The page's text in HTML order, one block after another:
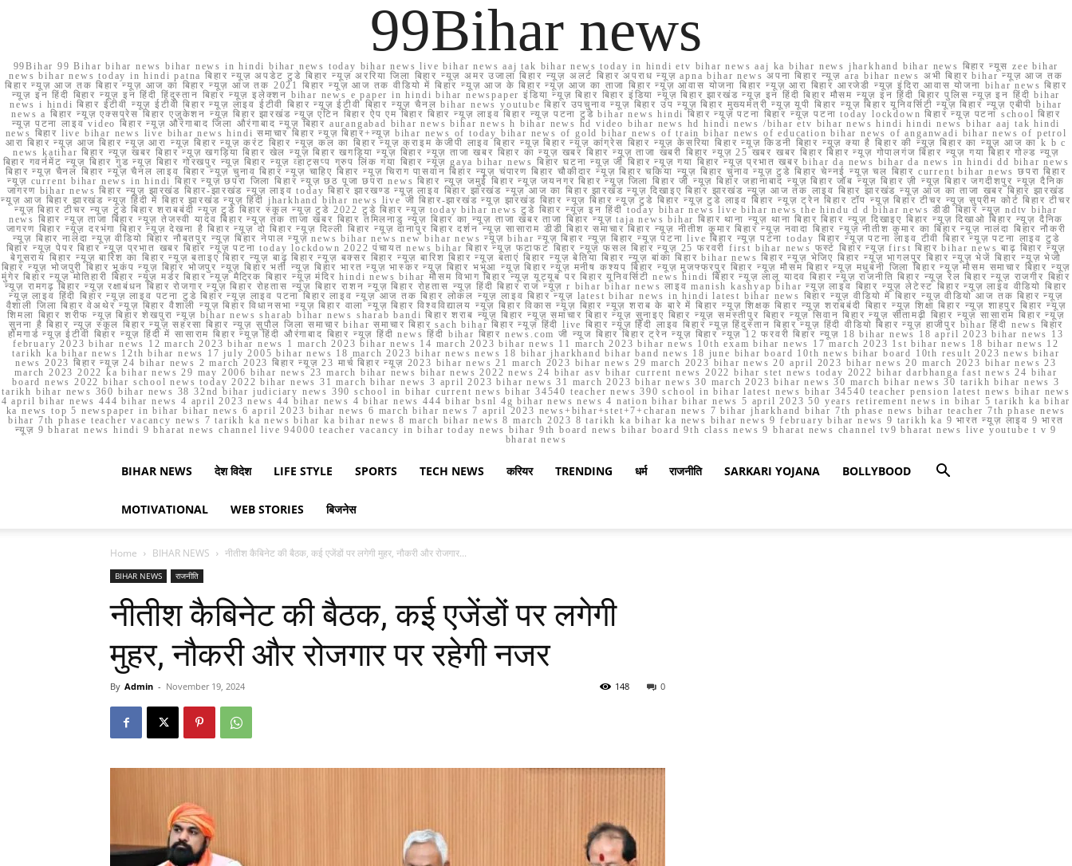
99Bihar news
99Bihar 99 Bihar bihar news bihar news in hindi bihar news today bihar news live bihar news aaj tak bihar news today in hindi etv bihar news aaj ka bihar news jharkhand bihar news बिहार न्यूस zee bihar
news bihar news today in hindi patna बिहार न्यूज़ अपडेट टुडे बिहार न्यूज़ अररिया जिला बिहार न्यूज़ अमर उजाला बिहार न्यूज़ अलर्ट बिहार अपराध न्यूज़ apna bihar news अपना बिहार न्यूज़ ara bihar news अभी बिहार bihar न्यूज़ आज तक
बिहार न्यूज़ आज तक बिहार न्यूज़ आज का बिहार न्यूज़ आज तक 2021 बिहार न्यूज़ आज तक वीडियो में बिहार न्यूज़ आज के बिहार न्यूज़ आज का ताजा बिहार न्यूज़ आवास योजना बिहार न्यूज़ आरा बिहार आरजेडी न्यूज़ इंदिरा आवास योजना bihar news बिहार
न्यूज़ इन हिंदी बिहार न्यूज़ इन हिंदी हिंदुस्तान बिहार न्यूज़ इलेक्शन bihar news e paper in hindi bihar newspaper इंडिया न्यूज़ बिहार बिहार इंडिया न्यूज़ बिहार झारखंड न्यूज़ इन हिंदी बिहार मौसम न्यूज़ इन हिंदी बिहार पुलिस न्यूज़ इन हिंदी bihar
news i hindi बिहार ईटीवी न्यूज़ ईटीवी बिहार न्यूज़ लाइव ईटीवी बिहार न्यूज़ ईटीवी बिहार न्यूज़ चैनल bihar news youtube बिहार उपचुनाव न्यूज़ बिहार उप न्यूज़ बिहार मुख्यमंत्री न्यूज़ यूपी बिहार न्यूज़ बिहार यूनिवर्सिटी न्यूज़ बिहार न्यूज़ एबीपी bihar
news a बिहार न्यूज़ एक्सप्रेस बिहार एजुकेशन न्यूज़ बिहार झारखंड न्यूज़ एटिन बिहार ऐप एम बिहार बिहार न्यूज़ लाइव बिहार न्यूज़ पटना टुडे bihar news hindi बिहार न्यूज़ पटना बिहार न्यूज़ पटना today lockdown बिहार न्यूज़ पटना school बिहार
न्यूज़ पटना लाइव video बिहार न्यूज़ औरंगाबाद जिला औरंगाबाद न्यूज़ बिहार aurangabad bihar news bihar news h bihar news hd video bihar news hd hindi news /bihar etv bihar news hindi hindi news bihar aaj tak hindi
news बिहार live bihar news live bihar news hindi समाचार बिहार न्यूज़ बिहार+न्यूज़ bihar news of today bihar news of gold bihar news of train bihar news of education bihar news of anganwadi bihar news of petrol
आरा बिहार न्यूज़ आज बिहार न्यूज़ आरा न्यूज़ बिहार न्यूज़ करंट बिहार न्यूज़ कल का बिहार न्यूज़ क्राइम केजीपी लाइव बिहार न्यूज़ बिहार न्यूज़ कांग्रेस बिहार न्यूज़ केसरिया बिहार न्यूज़ किडनी बिहार न्यूज़ क्या है बिहार की न्यूज़ बिहार का न्यूज़ आज का k b c
news katihar बिहार न्यूज़ खबर बिहार न्यूज़ खगड़िया बिहार खेल न्यूज़ बिहार खगड़िया न्यूज़ बिहार न्यूज़ ताजा खबर बिहार का न्यूज़ खबर बिहार न्यूज़ ताजा खबरी बिहार न्यूज़ 25 खबर खबर बिहार बिहार न्यूज़ गोपालगंज बिहार न्यूज़ गया बिहार गोल्ड न्यूज़
बिहार गवर्नमेंट न्यूज़ बिहार गुड न्यूज़ बिहार गोरखपुर न्यूज़ बिहार न्यूज़ व्हाट्सप्प ग्रुप लिंक गया बिहार न्यूज़ gaya bihar news बिहार घटना न्यूज़ जी बिहार न्यूज़ गया बिहार न्यूज़ प्रभात खबर bihar da news bihar da news in hindi dd bihar news
बिहार न्यूज़ चैनल बिहार न्यूज़ चैनल लाइव बिहार न्यूज़ चुनाव बिहार न्यूज़ चाहिए बिहार न्यूज़ चिराग पासवान बिहार न्यूज़ चंपारण बिहार चौकीदार न्यूज़ बिहार चकिया न्यूज़ बिहार चुनाव न्यूज़ टुडे बिहार चेन्नई न्यूज़ चल बिहार current bihar news छपरा बिहार
न्यूज़ current bihar news in hindi बिहार न्यूज़ छपरा जिला बिहार न्यूज़ छठ पूजा छपरा news बिहार न्यूज़ जमुई बिहार न्यूज़ जयनगर बिहार न्यूज़ जिला बिहार जी न्यूज़ बिहार जहानाबाद न्यूज़ बिहार जॉब न्यूज़ बिहार ज़ी न्यूज़ बिहार जगदीशपुर न्यूज़ दैनिक
जागरण bihar news बिहार न्यूज़ झारखंड बिहार-झारखंड न्यूज़ लाइव today बिहार झारखण्ड न्यूज़ लाइव बिहार झारखंड न्यूज़ आज का बिहार झारखंड न्यूज़ दिखाइए बिहार झारखंड न्यूज़ आज तक लाइव बिहार झारखंड न्यूज़ आज का ताजा खबर बिहार झारखंड
न्यूज़ आज बिहार झारखंड न्यूज़ हिंदी में बिहार झारखंड न्यूज़ हिंदी jharkhand bihar news live जी बिहार-झारखंड न्यूज़ झारखंड बिहार न्यूज़ बिहार न्यूज़ टुडे बिहार न्यूज़ टुडे लाइव बिहार न्यूज़ ट्रेन बिहार टॉप न्यूज़ बिहार टीचर न्यूज़ सुप्रीम कोर्ट बिहार टीचर
न्यूज़ बिहार टीचर न्यूज़ टुडे बिहार शराबबंदी न्यूज़ टुडे बिहार स्कूल न्यूज़ टुडे 2022 टुडे बिहार न्यूज़ today bihar news टुडे बिहार न्यूज़ इन हिंदी today bihar news live bihar news the hindu d d bihar news डीडी बिहार न्यूज़ ndtv bihar
news बिहार न्यूज़ ताजा बिहार न्यूज़ तेजस्वी यादव बिहार न्यूज़ तक ताजा खबर बिहार तमिलनाडु न्यूज़ बिहार का न्यूज़ ताजा खबर ताजा बिहार न्यूज़ taja news bihar बिहार थाना न्यूज़ थाना बिहार बिहार न्यूज़ दिखाइए बिहार न्यूज़ दिखाओ बिहार न्यूज़ दैनिक
जागरण बिहार न्यूज़ दरभंगा बिहार न्यूज़ देखना है बिहार न्यूज़ दो बिहार न्यूज़ दिल्ली बिहार न्यूज़ दानापुर बिहार दर्शन न्यूज़ सासाराम डीडी बिहार समाचार बिहार न्यूज़ नीतीश कुमार बिहार न्यूज़ नवादा बिहार न्यूज़ नीतीश कुमार का बिहार न्यूज़ नालंदा बिहार नौकरी
न्यूज़ बिहार नालंदा न्यूज़ वीडियो बिहार नौबतपुर न्यूज़ बिहार नेपाल न्यूज़ news bihar news new bihar news न्यूज़ bihar न्यूज़ बिहार न्यूज़ बिहार न्यूज़ पटना live बिहार न्यूज़ पटना today बिहार न्यूज़ पटना लाइव टीवी बिहार न्यूज़ पटना लाइव टुडे
बिहार न्यूज़ पेपर बिहार न्यूज़ प्रभात खबर बिहार न्यूज़ पटना today lockdown 2022 पंचायत news bihar बिहार न्यूज़ फटाफट बिहार न्यूज़ फसल बिहार न्यूज़ 25 फरवरी first bihar news फर्स्ट बिहार न्यूज़ first बिहार bihar news बाढ़ बिहार न्यूज़
बेगूसराय बिहार न्यूज़ बारिश का बिहार न्यूज़ बताइए बिहार न्यूज़ बाढ़ बिहार न्यूज़ बक्सर बिहार न्यूज़ बारिश बिहार न्यूज़ बताएं बिहार न्यूज़ बेतिया बिहार न्यूज़ बांका बिहार bihar news बिहार न्यूज़ भेजिए बिहार न्यूज़ भागलपुर बिहार न्यूज़ भेजें बिहार न्यूज़ भेजो
बिहार न्यूज़ भोजपुरी बिहार भूकंप न्यूज़ बिहार भोजपुर न्यूज़ बिहार भर्ती न्यूज़ बिहार भारत न्यूज़ भास्कर न्यूज़ बिहार भभुआ न्यूज़ बिहार न्यूज़ मनीष कश्यप बिहार न्यूज़ मुजफ्फरपुर बिहार न्यूज़ मौसम बिहार न्यूज़ मधुबनी जिला बिहार न्यूज़ मौसम समाचार बिहार न्यूज़
मुंगेर बिहार न्यूज़ मोतिहारी बिहार न्यूज़ मर्डर बिहार न्यूज़ मैट्रिक बिहार न्यूज़ मंदिर hindi news bihar मौसम विभाग बिहार न्यूज़ यूट्यूब पर बिहार यूनिवर्सिटी news hindi बिहार न्यूज़ लालू यादव बिहार न्यूज़ राजनीति बिहार न्यूज़ रेल बिहार न्यूज़ राजगीर बिहार
न्यूज़ रामगढ़ बिहार न्यूज़ रक्षाबंधन बिहार रोजगार न्यूज़ बिहार रोहतास न्यूज़ बिहार राशन न्यूज़ बिहार रोहतास न्यूज़ हिंदी बिहार राज न्यूज़ r bihar bihar news लाइव manish kashyap bihar न्यूज़ लाइव बिहार न्यूज़ लेटेस्ट बिहार न्यूज़ लाइव वीडियो बिहार
न्यूज़ लाइव हिंदी बिहार न्यूज़ लाइव पटना टुडे बिहार न्यूज़ लाइव पटना बिहार लाइव न्यूज़ आज तक बिहार लोकल न्यूज़ लाइव बिहार न्यूज़ latest bihar news in hindi latest bihar news बिहार न्यूज़ वीडियो में बिहार न्यूज़ वीडियो आज तक बिहार न्यूज़
वैशाली जिला बिहार वेअथेर न्यूज़ बिहार वैशाली न्यूज़ बिहार विधानसभा न्यूज़ बिहार वाला न्यूज़ बिहार विश्वविद्यालय न्यूज़ बिहार विकास न्यूज़ बिहार न्यूज़ शराब के बारे में बिहार न्यूज़ शिक्षक बिहार न्यूज़ शराबबंदी बिहार न्यूज़ शिक्षा बिहार न्यूज़ शाहपुर बिहार न्यूज़
शिमला बिहार शरीफ न्यूज़ बिहार शेखपुरा न्यूज़ bihar news sharab bihar news sharab bandi बिहार शराब न्यूज़ बिहार न्यूज़ समाचार बिहार न्यूज़ सुनाइए बिहार न्यूज़ समस्तीपुर बिहार न्यूज़ सिवान बिहार न्यूज़ सीतामढ़ी बिहार न्यूज़ सासाराम बिहार न्यूज़
सुनना है बिहार न्यूज़ स्कूल बिहार न्यूज़ सहरसा बिहार न्यूज़ सुपौल जिला समाचार bihar समाचार बिहार sach bihar बिहार न्यूज़ हिंदी live बिहार न्यूज़ हिंदी लाइव बिहार न्यूज़ हिंदुस्तान बिहार न्यूज़ हिंदी वीडियो बिहार न्यूज़ हाजीपुर bihar हिंदी news बिहार
होमगार्ड न्यूज़ ईटीवी बिहार न्यूज़ हिंदी में सासाराम बिहार न्यूज़ हिंदी औरंगाबाद बिहार न्यूज़ हिंदी news हिंदी bihar बिहार news.com जी न्यूज बिहार बिहार ट्रेन न्यूज़ बिहार न्यूज़ 12 फरवरी बिहार न्यूज़ 18 bihar news 18 april 2023 bihar news 13
february 2023 bihar news 12 march 2023 bihar news 1 march 2023 bihar news 14 march 2023 bihar news 11 march 2023 bihar news 10th exam bihar news 17 march 2023 1st bihar news 18 bihar news 12
tarikh ka bihar news 12th bihar news 17 july 2005 bihar news 18 march 2023 bihar news news 18 bihar jharkhand bihar band news 18 june bihar board 10th news bihar board 10th result 2023 news bihar
news 2023 बिहार न्यूज़ 24 bihar news 2 march 2023 बिहार न्यूज़ 23 मार्च बिहार न्यूज़ 2023 bihar news 21 march 2023 bihar news 29 march 2023 bihar news 20 april 2023 bihar news 20 march 2023 bihar news 23
march 2023 2022 ka bihar news 29 may 2006 bihar news 23 march bihar news bihar news 2022 news 24 bihar asv bihar current news 2022 bihar stet news today 2022 bihar darbhanga fast news 24 bihar
board news 2022 bihar school news today 2022 bihar news 31 march bihar news 3 april 2023 bihar news 31 march 2023 bihar news 30 march 2023 bihar news 30 march bihar news 30 tarikh bihar news 3
tarikh bihar news 360 bihar news 38 32nd bihar judiciary news 390 school in bihar current news bihar 34540 teacher news 390 school in bihar latest news bihar 34540 teacher pension latest news bihar news
4 april bihar news 444 bihar news 4 april 2023 news 44 bihar news 4 bihar news 444 bihar bsnl 4g bihar news news 4 nation bihar bihar news 5 april 2023 50 years retirement news in bihar 5 tarikh ka bihar
ka news top 5 newspaper in bihar bihar news 6 april 2023 bihar news 6 march bihar news 7 april 2023 news+bihar+stet+7+charan news 7 bihar jharkhand bihar 7th phase news bihar teacher 7th phase news
bihar 7th phase teacher vacancy news 7 tarikh ka news bihar ka bihar news 8 march bihar news 8 march 2023 8 tarikh ka bihar ka news bihar news 9 february bihar news 9 tarikh ka 9 भारत न्यूज़ लाइव 9 भारत
न्यूज़ 9 bharat news hindi 9 bharat news channel live 94000 teacher vacancy in bihar today news bihar 9th board news bihar board 9th class news 9 bharat news channel tv9 bharat news live youtube t v 9
bharat news
BIHAR NEWS देश विदेश LIFE STYLE SPORTS TECH NEWS करियर TRENDING धर्म राजनीति SARKARI YOJANA BOLLYBOOD
MOTIVATIONAL WEB STORIES बिजनेस
Home BIHAR NEWS नीतीश कैबिनेट की बैठक, कई एजेंडों पर लगेगी मुहर, नौकरी और रोजगार...
BIHAR NEWS राजनीति
नीतीश कैबिनेट की बैठक, कई एजेंडों पर लगेगी
मुहर, नौकरी और रोजगार पर रहेगी नजर
By Admin - November 19, 2024 0
148